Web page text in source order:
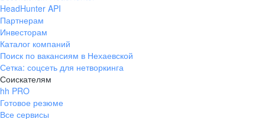
HeadHunter API
Партнерам
Инвесторам
Каталог компаний
Поиск по вакансиям в Нехаевской
Сетка: соцсеть для нетворкинга
Соискателям
hh PRO
Готовое резюме
Все сервисы